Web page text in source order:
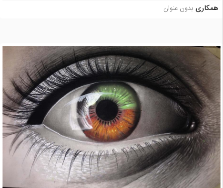
همکاری بدون عنوان